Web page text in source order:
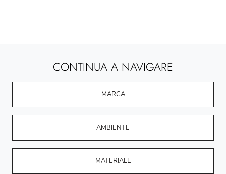
CONTINUA A NAVIGARE
MARCA
AMBIENTE
MATERIALE